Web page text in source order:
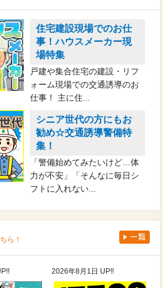
住宅建設現場でのお仕
事！ハウスメーカー現
場特集
戸建や集合住宅の建設・リフ
ォーム現場での交通誘導のお
仕事！ 主に住...
シニア世代の方にもお
勧め☆交通誘導警備特
集！
「警備始めてみたいけど…体
力が不安」「そんなに毎日シ
フトに入れない...
ら！
2026年8月1日 UP!!